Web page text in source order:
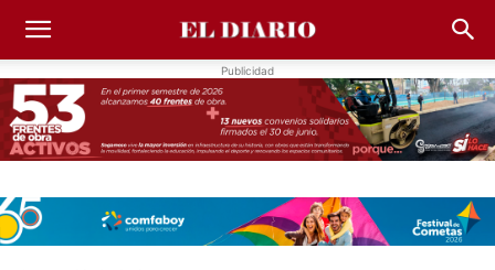
Publicidad